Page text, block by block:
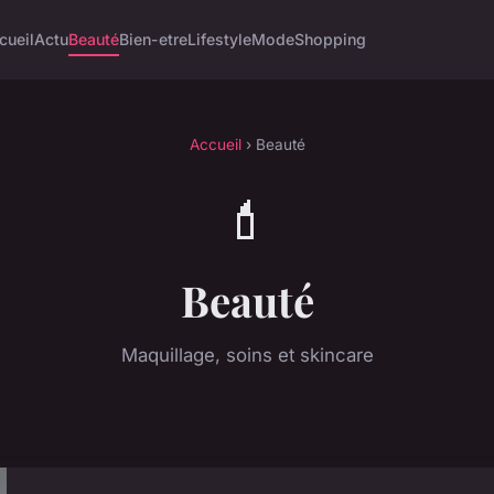
ActuBeautéBien-etreLifestyleModeShopping
Accueil› Beauté
💄
Beauté
Maquillage, soins et skincare